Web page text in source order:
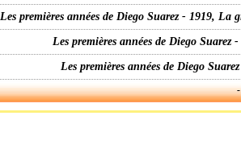
Les premières années de Diego Suarez - 1919,
Les premières années de Diego
Les premières années de Diego